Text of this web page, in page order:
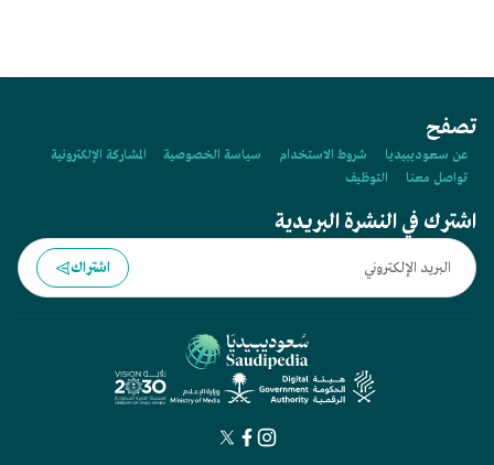
تصفح
عن سعوديبيديا شروط الاستخدام سياسة الخصوصية
المشاركة الإلكترونية
تواصل معنا
التوظيف
اشترك في النشرة البريدية
اشتراك